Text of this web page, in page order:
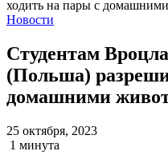
Новости
Студентам
(Польша)
домашними
25 октября, 2023
1 минута